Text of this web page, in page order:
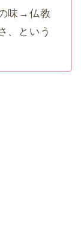
味→仏教
、という